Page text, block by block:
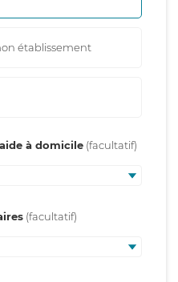
établissement
à domicile